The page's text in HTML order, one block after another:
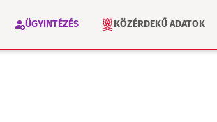
ÜGYINTÉZÉS KÖZÉRDEKŰ ADATOK